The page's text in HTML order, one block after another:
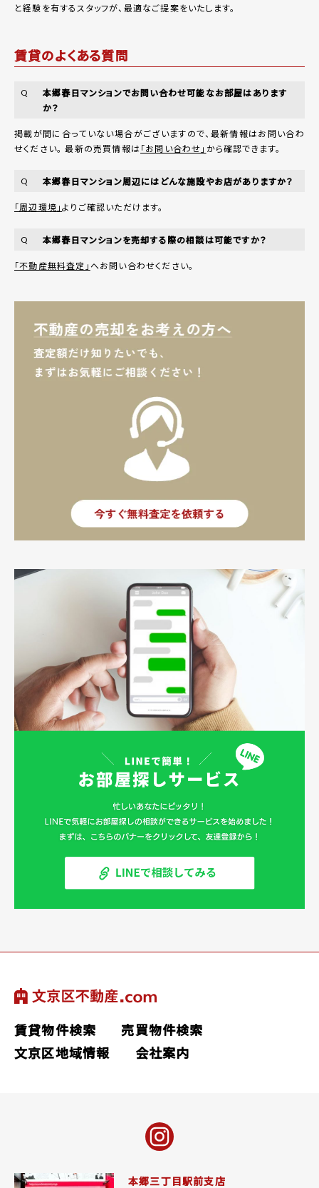
と経験を有するスタッフが、最適なご提案をいたします。
賃貸のよくある質問
Q
本郷春日マンションでお問い合わせ可能なお部屋はあります
か？
掲載が間に合っていない場合がございますので、最新情報はお問い合わ
せください。 最新の売買情報は「お問い合わせ」 から確認できます。
Q 本郷春日マンション周辺にはどんな施設やお店がありますか？
「周辺環境」よりご確認いただけます。
Q 本郷春日マンションを売却する際の相談は可能ですか？
「不動産無料査定」へお問い合わせください。
賃貸物件検索
売買物件検索
文京区地域情報
会社案内
本郷三丁目駅前支店